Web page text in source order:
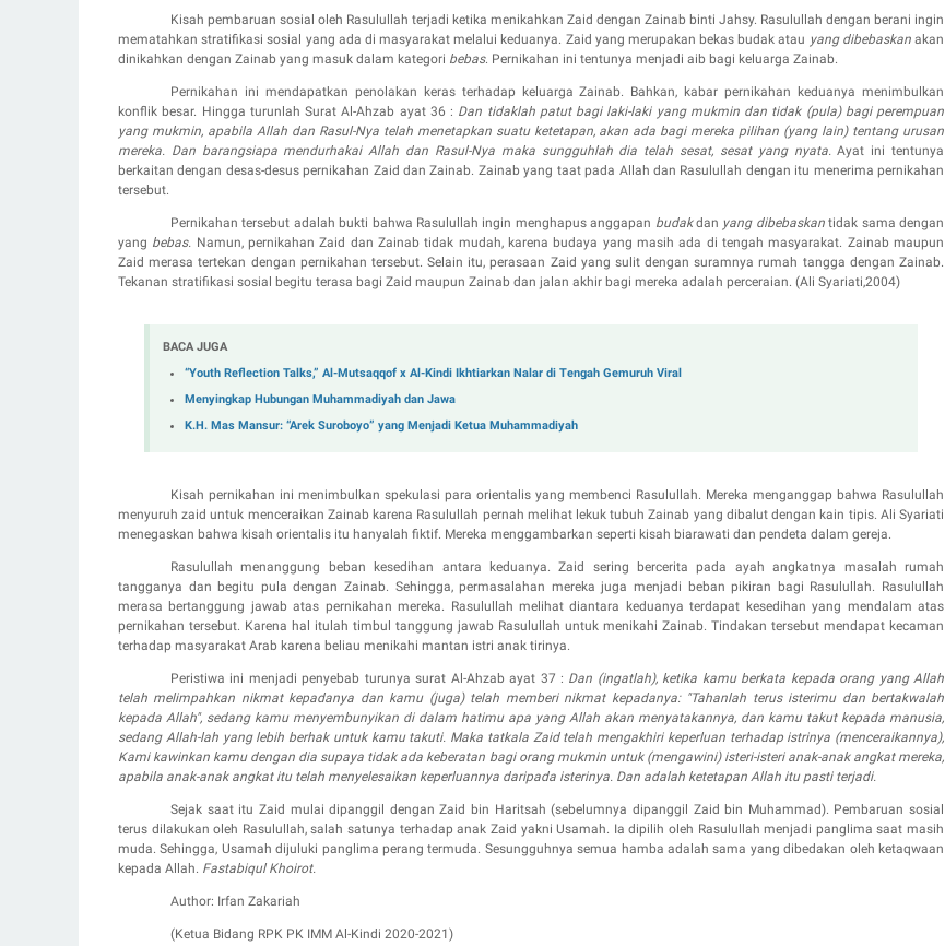
Kisah pembaruan sosial oleh Rasulullah terjadi ketika menikahkan Zaid dengan Zainab binti Jahsy. Rasulullah dengan berani ingin
mematahkan stratifikasi sosial yang ada di masyarakat melalui keduanya. Zaid yang merupakan bekas budak atau yang dibebaskanakan
dinikahkan dengan Zainab yang masuk dalam kategori bebas. Pernikahan ini tentunya menjadi aib bagi keluarga Zainab.
Pernikahan ini mendapatkan penolakan keras terhadap keluarga Zainab. Bahkan, kabar pernikahan keduanya menimbulkan
konflik besar. Hingga turunlah Surat Al-Ahzab ayat 36 : Dan tidaklah patut bagi laki-laki yang mukmin dan tidak (pula) bagi perempuan
yang mukmin, apabila Allah dan Rasul-Nya telah menetapkan suatu ketetapan, akan ada bagi mereka pilihan (yang lain) tentang urusan
mereka. Dan barangsiapa mendurhakai Allah dan Rasul-Nya maka sungguhlah dia telah sesat, sesat yang nyata.Ayat ini tentunya
berkaitan dengan desas-desus pernikahan Zaid dan Zainab. Zainab yang taat pada Allah dan Rasulullah dengan itu menerima pernikahan
tersebut.
Pernikahan tersebut adalah bukti bahwa Rasulullah ingin menghapus anggapan budakdan yang dibebaskantidak sama dengan
yang bebas. Namun, pernikahan Zaid dan Zainab tidak mudah, karena budaya yang masih ada di tengah masyarakat. Zainab maupun
Zaid merasa tertekan dengan pernikahan tersebut. Selain itu, perasaan Zaid yang sulit dengan suramnya rumah tangga dengan Zainab.
Tekanan stratifikasi sosial begitu terasa bagi Zaid maupun Zainab dan jalan akhir bagi mereka adalah perceraian. (Ali Syariati,2004)
BACA JUGA
“Youth Reflection Talks,” Al-Mutsaqqof x Al-Kindi Ikhtiarkan Nalar di Tengah Gemuruh Viral
Menyingkap Hubungan Muhammadiyah dan Jawa
K.H. Mas Mansur: “Arek Suroboyo” yang Menjadi Ketua Muhammadiyah
Kisah pernikahan ini menimbulkan spekulasi para orientalis yang membenci Rasulullah. Mereka menganggap bahwa Rasulullah
menyuruh zaid untuk menceraikan Zainab karena Rasulullah pernah melihat lekuk tubuh Zainab yang dibalut dengan kain tipis. Ali Syariati
menegaskan bahwa kisah orientalis itu hanyalah fiktif. Mereka menggambarkan seperti kisah biarawati dan pendeta dalam gereja.
Rasulullah menanggung beban kesedihan antara keduanya. Zaid sering bercerita pada ayah angkatnya masalah rumah
tangganya dan begitu pula dengan Zainab. Sehingga, permasalahan mereka juga menjadi beban pikiran bagi Rasulullah. Rasulullah
merasa bertanggung jawab atas pernikahan mereka. Rasulullah melihat diantara keduanya terdapat kesedihan yang mendalam atas
pernikahan tersebut. Karena hal itulah timbul tanggung jawab Rasulullah untuk menikahi Zainab. Tindakan tersebut mendapat kecaman
terhadap masyarakat Arab karena beliau menikahi mantan istri anak tirinya.
Peristiwa ini menjadi penyebab turunya surat Al-Ahzab ayat 37 : Dan (ingatlah), ketika kamu berkata kepada orang yang Allah
telah melimpahkan nikmat kepadanya dan kamu (juga) telah memberi nikmat kepadanya: "Tahanlah terus isterimu dan bertakwalah
kepada Allah", sedang kamu menyembunyikan di dalam hatimu apa yang Allah akan menyatakannya, dan kamu takut kepada manusia,
sedang Allah-lah yang lebih berhak untuk kamu takuti. Maka tatkala Zaid telah mengakhiri keperluan terhadap istrinya (menceraikannya),
Kami kawinkan kamu dengan dia supaya tidak ada keberatan bagi orang mukmin untuk (mengawini) isteri-isteri anak-anak angkat mereka,
apabila anak-anak angkat itu telah menyelesaikan keperluannya daripada isterinya. Dan adalah ketetapan Allah itu pasti terjadi.
Sejak saat itu Zaid mulai dipanggil dengan Zaid bin Haritsah (sebelumnya dipanggil Zaid bin Muhammad). Pembaruan sosial
terus dilakukan oleh Rasulullah, sa lah satunya terhadap anak Zaid yakni Usamah. Ia dipilih oleh Rasulullah menjadi panglima saat masih
muda. Sehingga, Usamah dijuluki panglima perang termuda. Sesungguhnya semua hamba adalah sama yang dibedakan oleh ketaqwaan
kepada Allah. Fastabiqul Khoirot.
Author: Irfan Zakariah
(Ketua Bidang RPK PK IMM Al-Kindi 2020-2021)